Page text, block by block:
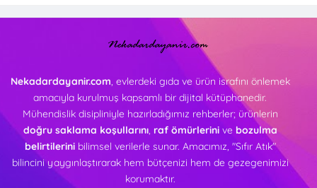
Nekadardayanir.com, evlerdeki gıda ve ürün israfını önlemek
amacıyla kurulmuş kapsamlı bir dijital kütüphanedir.
Mühendislik disipliniyle hazırladığımız rehberler; ürünlerin
doğru saklama koşullarını, raf ömürlerinive bozulma
belirtilerinibilimsel verilerle sunar. Amacımız, "Sıfır Atık"
bilincini yaygınlaştırarak hem bütçenizi hem de gezegenimizi
korumaktır.